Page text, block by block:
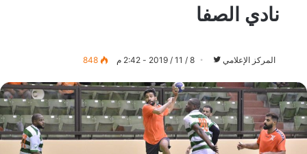
نادي الصفا
المركز الإعلامي
تويتر
8 / 11 / 2019 - 2:42 م 848